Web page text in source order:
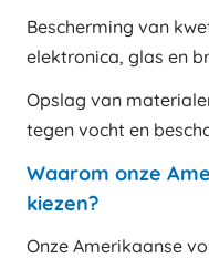
Bescherming van
elektronica, glas en
Opslag van
tegen vocht en
Waarom onze
kiezen?
Onze Amerikaanse